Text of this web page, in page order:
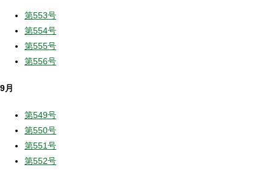
第553号
第554号
第555号
第556号
9月
第549号
第550号
第551号
第552号